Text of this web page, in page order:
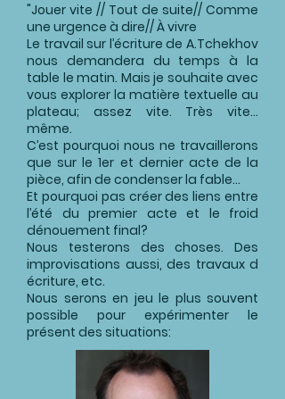
"Jouer vite // Tout de suite// Comme
une urgence à dire// À vivre
Le travail sur l’écriture de A.Tchekhov
nous demandera du temps à la
table le matin. Mais je souhaite avec
vous explorer la matière textuelle au
plateau; assez vite. Très vite…
même.
C’est pourquoi nous ne travaillerons
que sur le 1er et dernier acte de la
pièce, afin de condenser la fable…
Et pourquoi pas créer des liens entre
l’été du premier acte et le froid
dénouement final?
Nous testerons des choses. Des
improvisations aussi, des travaux d
écriture, etc.
Nous serons en jeu le plus souvent
possible pour expérimenter le
présent des situations: